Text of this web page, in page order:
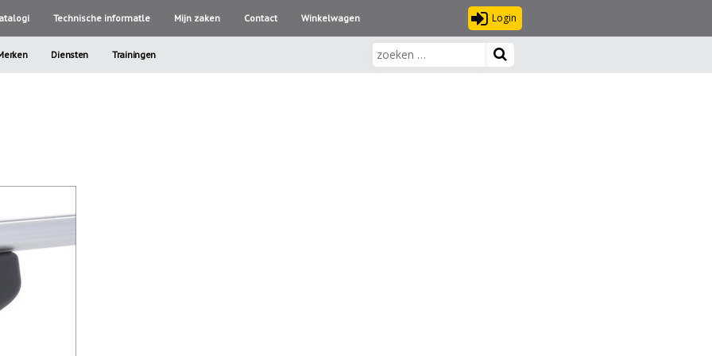
Technische informatle Mijn zaken Contact Winkelwagen Login
Diensten Trainingen